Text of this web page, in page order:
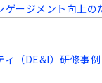
ゲージメント向上の
ィ（DE&I）研修事